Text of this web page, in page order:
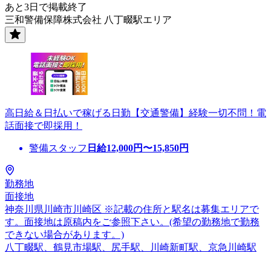
あと3日で掲載終了
三和警備保障株式会社 八丁畷駅エリア
高日給＆日払いで稼げる日勤【交通警備】経験一切不問！電
話面接で即採用！
警備スタッフ 日給12,000円〜15,850円
勤務地
面接地
神奈川県川崎市川崎区 ※記載の住所と駅名は募集エリアで
す。面接地は原稿内をご参照下さい。(希望の勤務地で勤務
できない場合があります。)
八丁畷駅、鶴見市場駅、尻手駅、川崎新町駅、京急川崎駅